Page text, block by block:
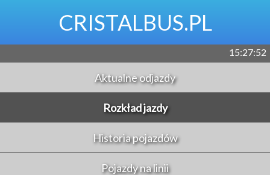
CRISTALBUS.PL
15:27:53
Aktualne odjazdy
Rozkład jazdy
Historia pojazdów
Pojazdy na linii